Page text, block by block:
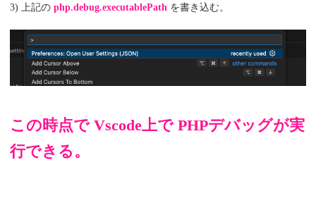
3) 上記の php.debug.executablePath を書き込む。
この時点で Vscode上で PHPデバッグが実
行できる。